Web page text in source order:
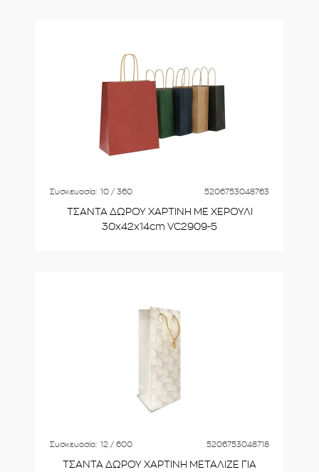
Συσκευασία: 10 / 360 5206753048763
ΤΣΑΝΤΑ ΔΩΡΟΥ ΧΑΡΤΙΝΗ ΜΕ ΧΕΡΟΥΛΙ
30x42x14cm VC2909-5
Συσκευασία: 12 / 600 5206753048718
ΤΣΑΝΤΑ ΔΩΡΟΥ ΧΑΡΤΙΝΗ ΜΕΤΑΛΙΖΕ ΓΙΑ